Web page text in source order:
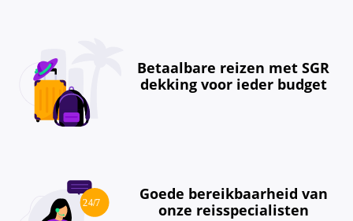
Betaalbare reizen met SGR
dekking voor ieder budget
Goede bereikbaarheid van
onze reisspecialisten